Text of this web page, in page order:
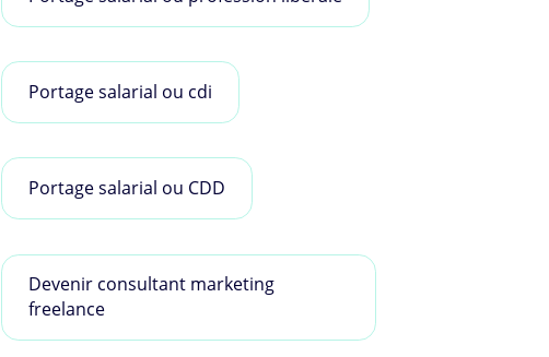
Portage salarial ou cdi
Portage salarial ou CDD
Devenir consultant marketing
freelance